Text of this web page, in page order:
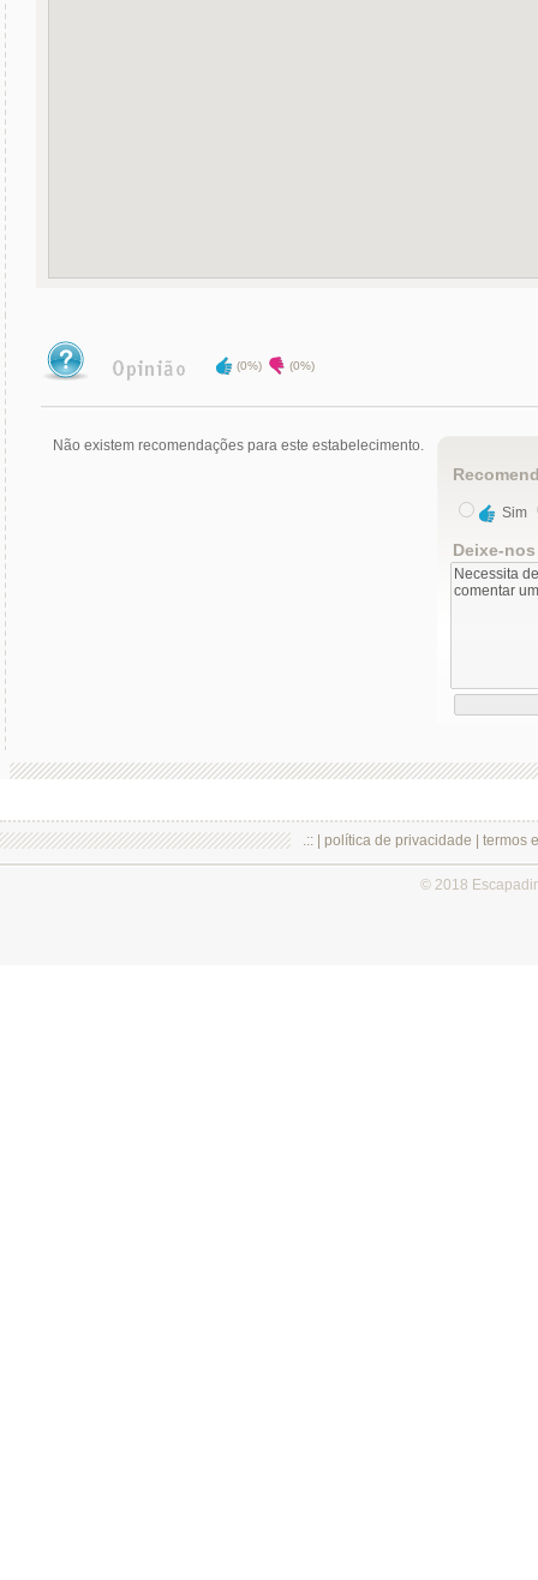
(0%) (0%)
Não existem recomendações para este estabelecimento.
Sim
Deixe-
.:: | política de privacidade termos
© 2018